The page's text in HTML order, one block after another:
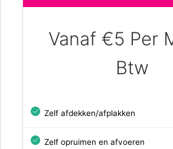
Vanaf €5 Per
Btw
Zelf afdekken/afplakken
Zelf opruimen en afvoeren